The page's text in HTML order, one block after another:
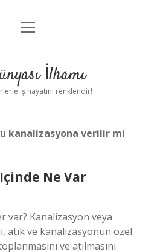
Anasayfa
Yasal Uyarı
menüyü
İlhamı
iş hayatını renklendir!
kanalizasyona verilir mi
Ne Var
var? Kanalizasyon veya
atık ve kanalizasyonun özel
ve atılmasını